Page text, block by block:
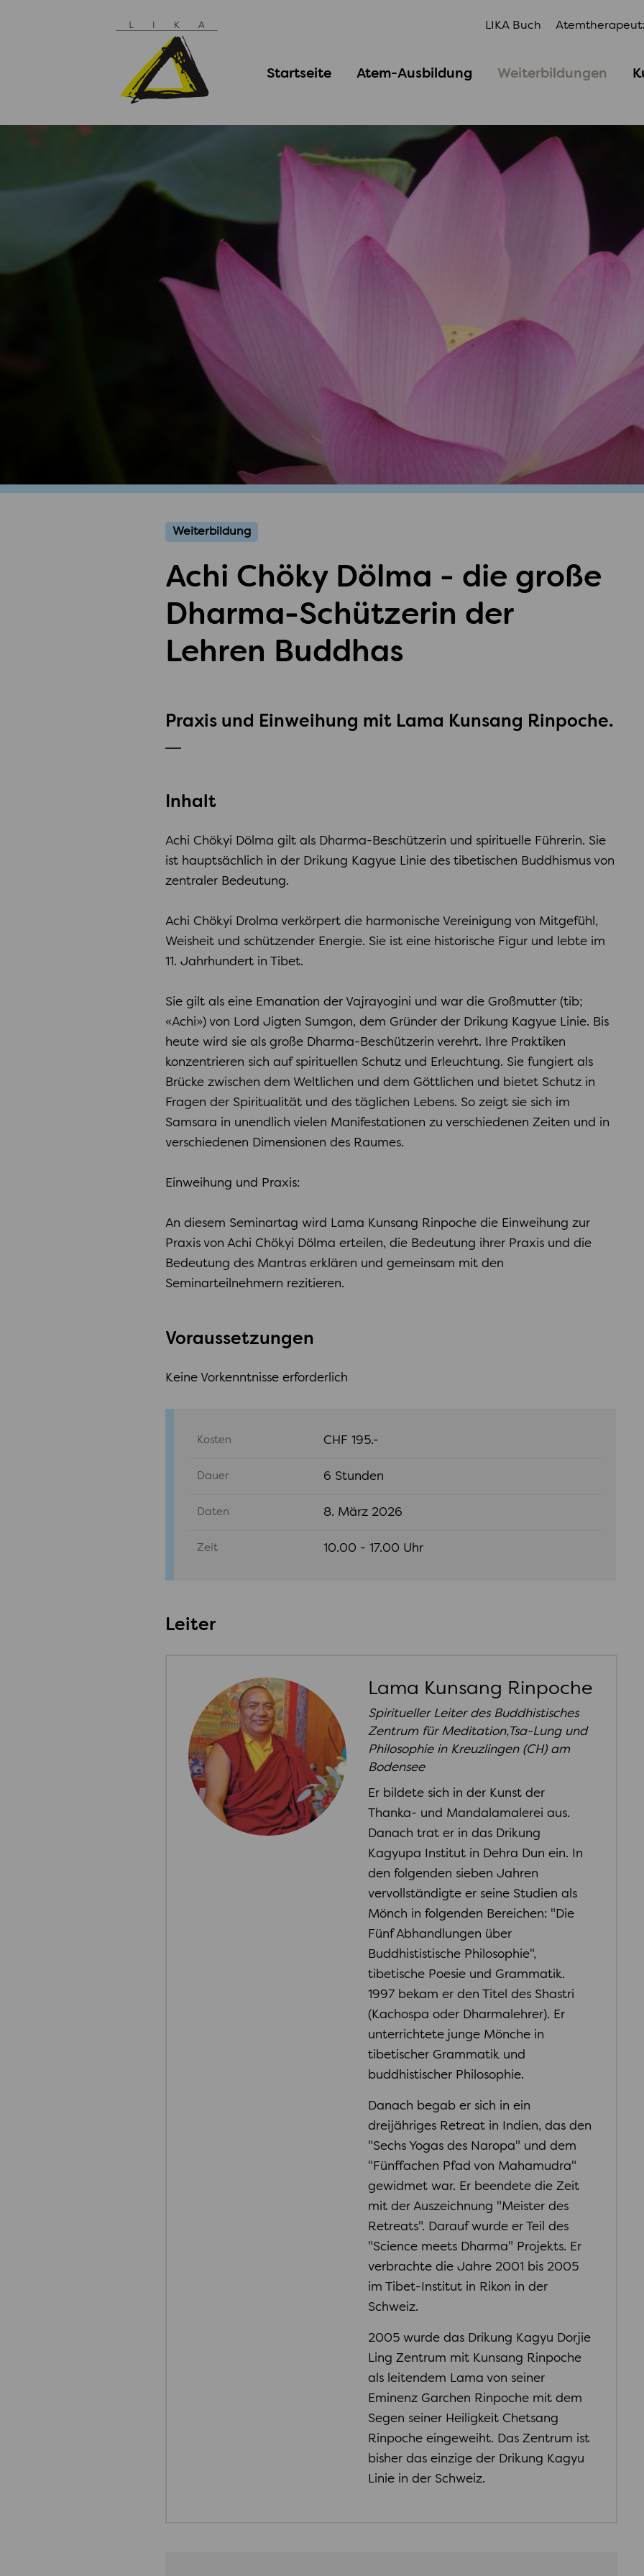
LIKA Buch
Startseite Atem-Ausbildung Weiterbildungen
Weiterbildung
Achi Chöky Dölma - die große
Dharma-Schützerin der
Lehren Buddhas
Praxis und Einweihung mit Lama Kunsang Rinpoche.
Inhalt
Achi Chökyi Dölma gilt als Dharma-Beschützerin und spirituelle Führerin. Sie
ist hauptsächlich in der Drikung Kagyue Linie des tibetischen Buddhismus von
zentraler Bedeutung.
Achi Chökyi Drolma verkörpert die harmonische Vereinigung von Mitgefühl,
Weisheit und schützender Energie. Sie ist eine historische Figur und lebte im
11. Jahrhundert in Tibet.
Sie gilt als eine Emanation der Vajrayogini und war die Großmutter (tib;
«Achi») von Lord Jigten Sumgon, dem Gründer der Drikung Kagyue Linie. Bis
heute wird sie als große Dharma-Beschützerin verehrt. Ihre Praktiken
konzentrieren sich auf spirituellen Schutz und Erleuchtung. Sie fungiert als
Brücke zwischen dem Weltlichen und dem Göttlichen und bietet Schutz in
Fragen der Spiritualität und des täglichen Lebens. So zeigt sie sich im
Samsara in unendlich vielen Manifestationen zu verschiedenen Zeiten und in
verschiedenen Dimensionen des Raumes.
Einweihung und Praxis:
An diesem Seminartag wird Lama Kunsang Rinpoche die Einweihung zur
Praxis von Achi Chökyi Dölma erteilen, die Bedeutung ihrer Praxis und die
Bedeutung des Mantras erklären und gemeinsam mit den
Seminarteilnehmern rezitieren.
Voraussetzungen
Keine Vorkenntnisse erforderlich
Kosten CHF 195.-
Dauer 6 Stunden
Daten 8. März 2026
Zeit 10.00 - 17.00 Uhr
Leiter
Lama Kunsang Rinpoche
Spiritueller Leiter des Buddhistisches
Zentrum für Meditation,Tsa-Lung und
Philosophie in Kreuzlingen (CH) am
Bodensee
Er bildete sich in der Kunst der
Thanka- und Mandalamalerei aus.
Danach trat er in das Drikung
Kagyupa Institut in Dehra Dun ein. In
den folgenden sieben Jahren
vervollständigte er seine Studien als
Mönch in folgenden Bereichen: "Die
Fünf Abhandlungen über
Buddhististische Philosophie",
tibetische Poesie und Grammatik.
1997 bekam er den Titel des Shastri
(Kachospa oder Dharmalehrer). Er
unterrichtete junge Mönche in
tibetischer Grammatik und
buddhistischer Philosophie.
Danach begab er sich in ein
dreijähriges Retreat in Indien, das den
"Sechs Yogas des Naropa" und dem
"Fünffachen Pfad von Mahamudra"
gewidmet war. Er beendete die Zeit
mit der Auszeichnung "Meister des
Retreats". Darauf wurde er Teil des
"Science meets Dharma" Projekts. Er
verbrachte die Jahre 2001 bis 2005
im Tibet-Institut in Rikon in der
Schweiz.
2005 wurde das Drikung Kagyu Dorjie
Ling Zentrum mit Kunsang Rinpoche
als leitendem Lama von seiner
Eminenz Garchen Rinpoche mit dem
Segen seiner Heiligkeit Chetsang
Rinpoche eingeweiht. Das Zentrum ist
bisher das einzige der Drikung Kagyu
Linie in der Schweiz.